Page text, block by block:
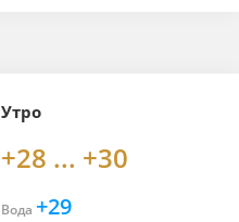
Утро
+28 ... +30
Вода +29